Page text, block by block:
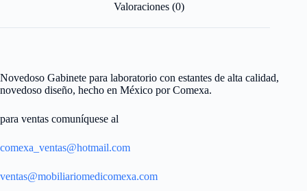
Valoraciones (0)
Novedoso Gabinete para laboratorio con estantes de alta calidad,
novedoso diseño, hecho en México por Comexa.
para ventas comuníquese al
comexa_ventas@hotmail.com
ventas@mobiliariomedicomexa.com